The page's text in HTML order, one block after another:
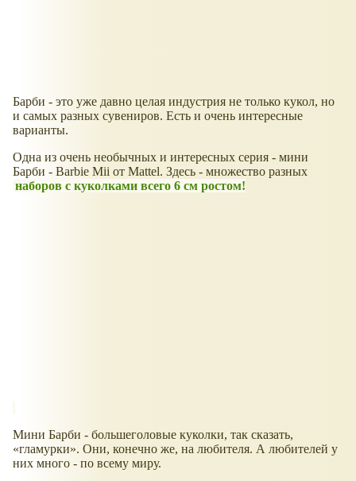
Барби - это уже давно целая индустрия не только кукол, но
и самых разных сувениров. Есть и очень интересные
варианты.
Одна из очень необычных и интересных серия - мини
Барби - Barbie Mii от Mattel. Здесь - множество разных
наборов с куколками всего 6 см ростом!
Мини Барби - большеголовые куколки, так сказать,
гламурки . Они, конечно же, на любителя. А любителей у
них много - по всему миру.